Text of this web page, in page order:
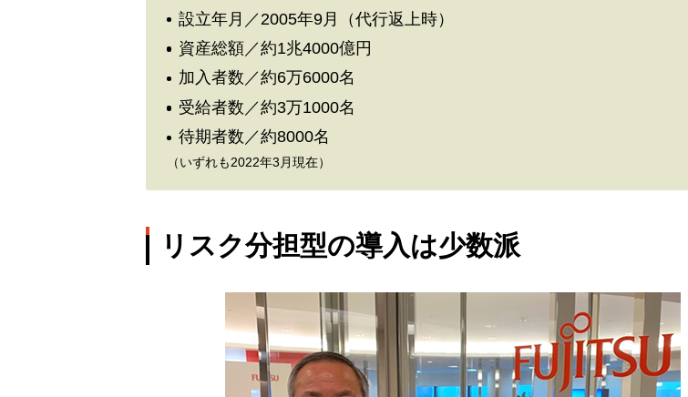
設立年月／2005年9月（代行返上時）
資産総額／約1兆4000億円
加入者数／約6万6000名
受給者数／約3万1000名
待期者数／約8000名
（いずれも2022年3月現在）
リスク分担型の導入は少数派